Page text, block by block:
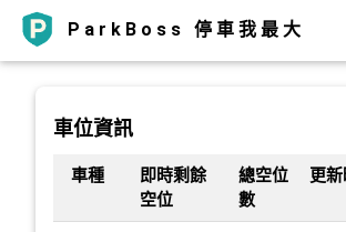
ParkBoss 停車我最大
車位資訊
車種
即時剩餘
空位
總空位
數
更新